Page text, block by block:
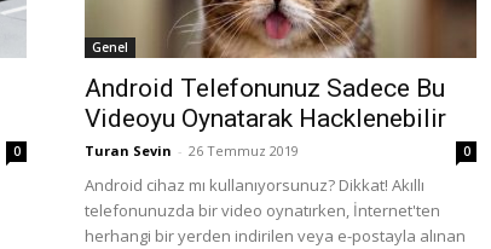
0
Genel
Android Telefonunuz Sadece Bu
Videoyu Oynatarak Hacklenebilir
Turan Sevin - 26 Temmuz 2019 0
Android cihaz mı kullanıyorsunuz? Dikkat! Akıllı
telefonunuzda bir video oynatırken, İnternet'ten
herhangi bir yerden indirilen veya e-postayla alınan